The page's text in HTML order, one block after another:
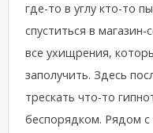
где-то в углу кто-то
спуститься в
все ухищрения,
заполучить. Здесь
трескать что-то
беспорядком. Рядом